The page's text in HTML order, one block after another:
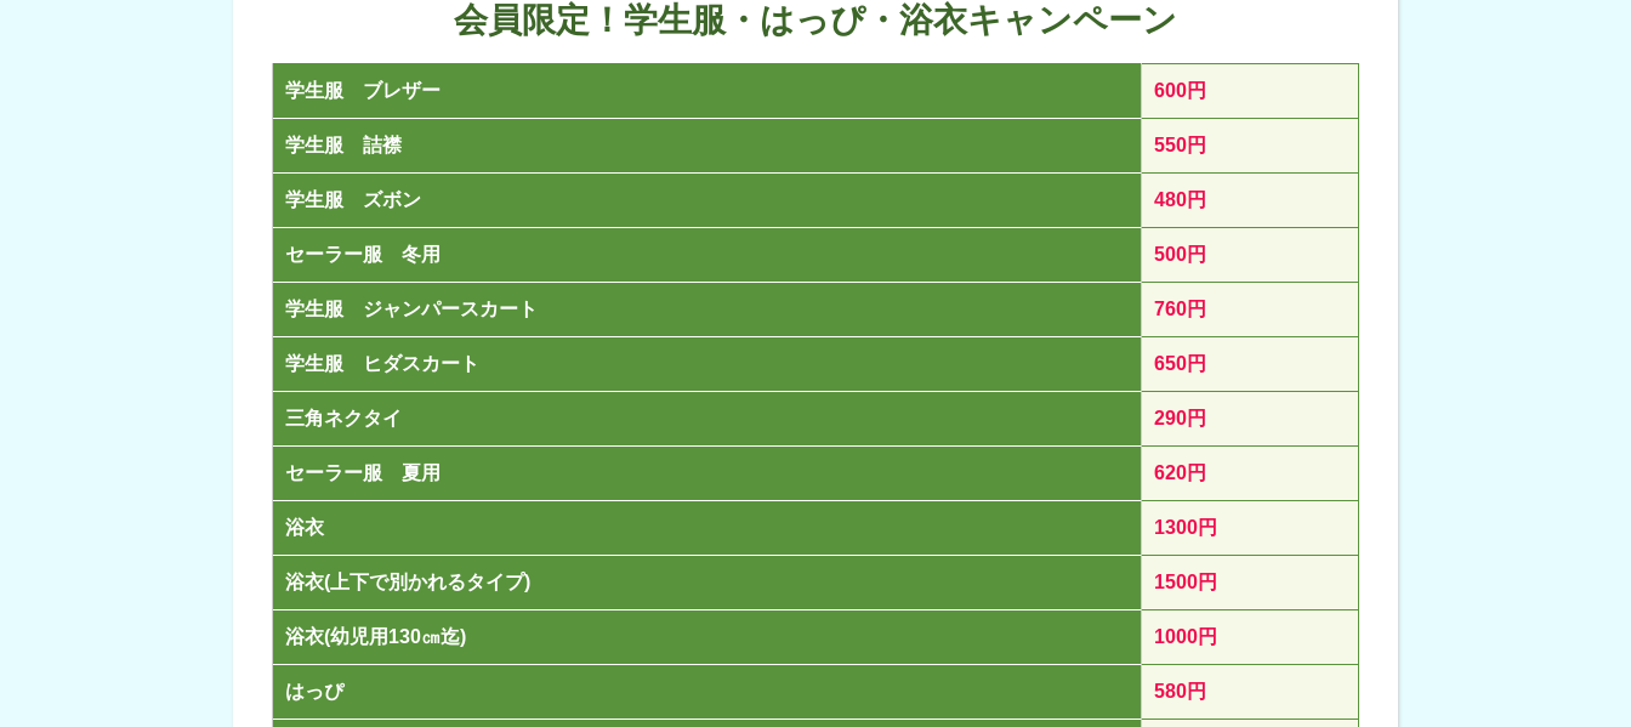
会員限定！学生服・はっぴ・浴衣キャンペーン
学生服 ブレザー 600円
学生服 詰襟 550円
学生服 ズボン 480円
セーラー服 冬用 500円
学生服 ジャンパースカート 760円
学生服 ヒダスカート 650円
三角ネクタイ 290円
セーラー服 夏用 620円
浴衣 1300円
浴衣(上下で別かれるタイプ) 1500円
浴衣(幼児用130㎝迄) 1000円
はっぴ 580円